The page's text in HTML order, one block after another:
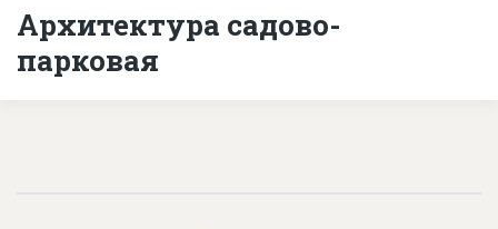
О проекте
Горячие объекты
База строящихся объектов
Архитектура садово-
парковая